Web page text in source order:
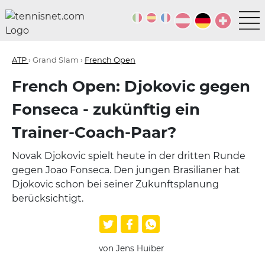
ATP› Grand Slam › French Open
French Open: Djokovic gegen
Fonseca - zukünftig ein
Trainer-Coach-Paar?
Novak Djokovic spielt heute in der dritten Runde
gegen Joao Fonseca. Den jungen Brasilianer hat
Djokovic schon bei seiner Zukunftsplanung
berücksichtigt.
von Jens Huiber